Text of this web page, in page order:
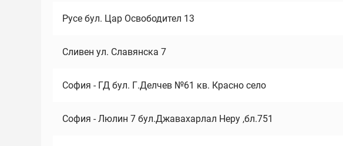
Русе бул. Цар Освободител 13
Сливен ул. Славянска 7
София - ГД бул. Г.Делчев №61 кв. Красно село
София - Люлин 7 бул.Джавахарлал Неру ,бл.751